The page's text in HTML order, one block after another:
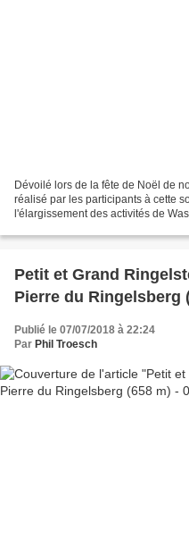
Dévoilé lors de la fête de Noël de
réalisé par les participants à cette
l'élargissement des activités de
Petit et Grand
Pierre du Ringelsberg
Publié le 07/07/2018 à 22:24
Par Phil Troesch